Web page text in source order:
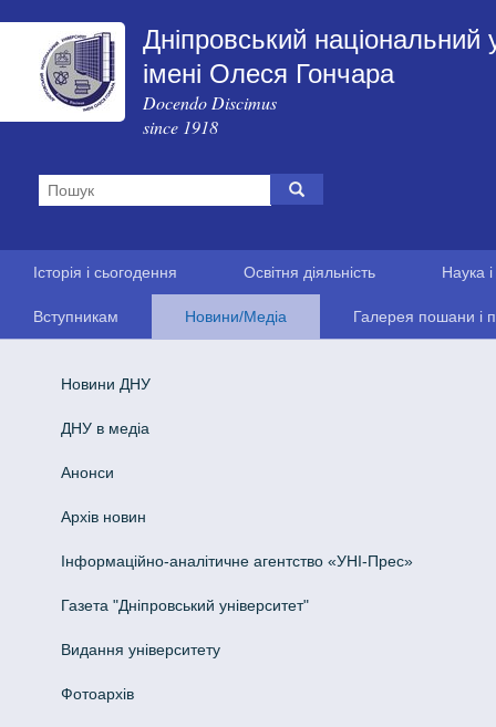
Дніпровський національний
імені Олеся Гончара
Docendo Discimus
since 1918
Історія і сьогодення Освітня діяльність Наука
Вступникам Новини/Медіа Галерея пошани і
Новини ДНУ
ДНУ в медіа
Анонси
Архів новин
Інформаційно-аналітичне агентство «УНІ-Прес»
Газета "Дніпровський університет"
Видання університету
Фотоархів